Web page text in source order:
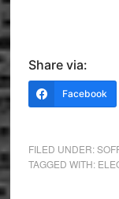
Share via:
Facebook
FILED UNDER:
TAGGED WITH: